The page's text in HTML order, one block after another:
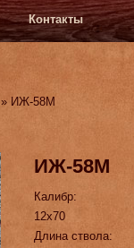
Контакты
» ИЖ-58М
ИЖ-58М
Калибр:
12х70
Длина ствола: